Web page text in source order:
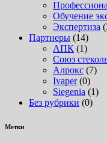
Обучение
Экспертиза
Партнеры (14)
АПК (1)
Союз
Алрокс (7)
Ivaper(0)
Siegenia (1)
Без рубрики (0)
Метки